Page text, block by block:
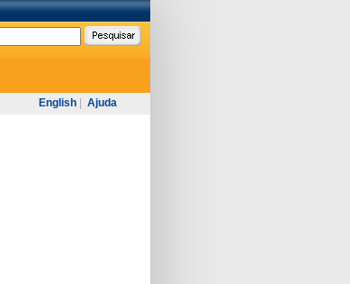
English Ajuda